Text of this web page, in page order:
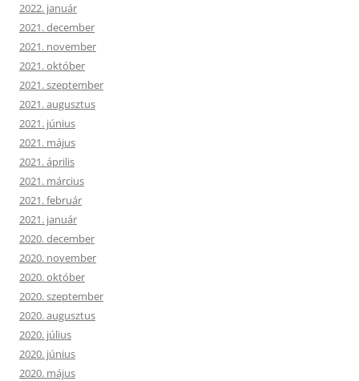
2022. január
2021. december
2021. november
2021. október
2021. szeptember
2021. augusztus
2021. június
2021. május
2021. április
2021. március
2021. február
2021. január
2020. december
2020. november
2020. október
2020. szeptember
2020. augusztus
2020. július
2020. június
2020. május